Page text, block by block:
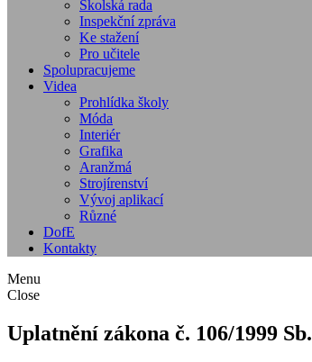
Školská rada
Inspekční zpráva
Ke stažení
Pro učitele
Spolupracujeme
Videa
Prohlídka školy
Móda
Interiér
Grafika
Aranžmá
Strojírenství
Vývoj aplikací
Různé
DofE
Kontakty
Menu
Close
Uplatnění zákona č. 106/1999 Sb.